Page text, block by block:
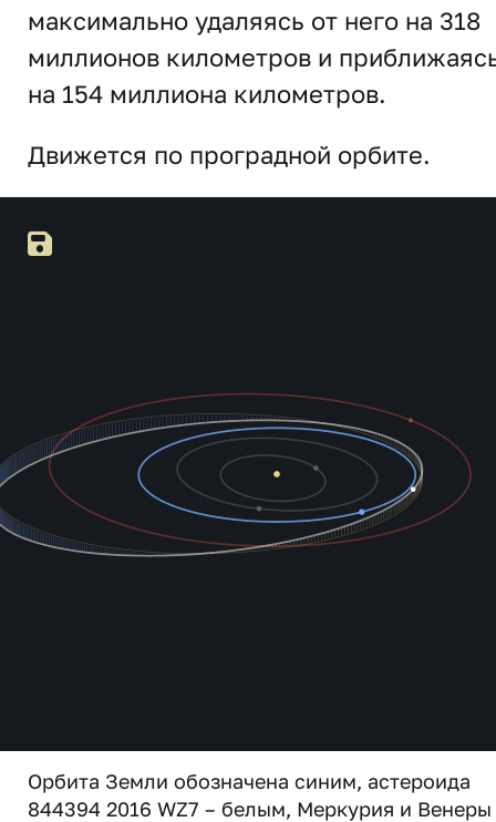
максимально удаляясь от него на 318
миллионов километров и
на 154 миллиона километров.
Движется по проградной орбите.
Орбита Земли обозначена синим, астероида
844394 2016 WZ7 – белым, Меркурия и Венеры